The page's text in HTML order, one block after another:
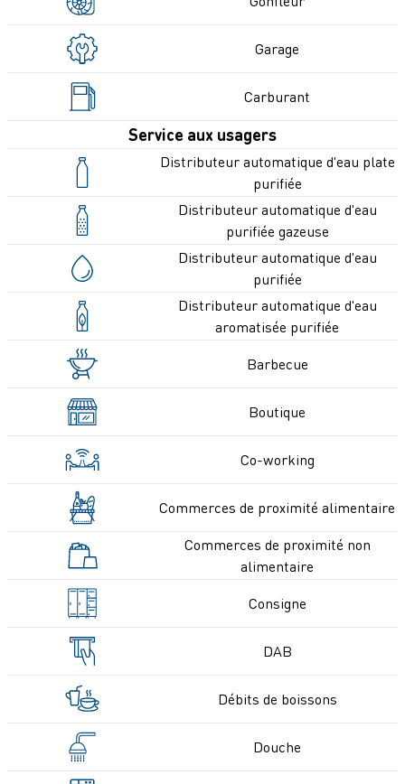
Garage
Carburant
Service aux usagers
Distributeur automatique d'eau plate
purifiée
Distributeur automatique d'eau
purifiée gazeuse
Distributeur automatique d'eau
purifiée
Distributeur automatique d'eau
aromatisée purifiée
Barbecue
Boutique
Co-working
Commerces de proximité alimentaire
Commerces de proximité non
alimentaire
Consigne
DAB
Débits de boissons
Douche